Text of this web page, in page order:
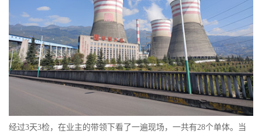
经过3天3检，在业主的带领下看了一遍现场，一共有28个单体。当